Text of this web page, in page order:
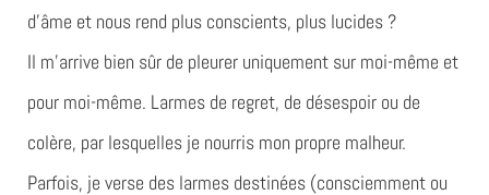
d’âme et nous rend plus conscients, plus lucides ?
Il m’arrive bien sûr de pleurer uniquement sur moi-même et
pour moi-même. Larmes de regret, de désespoir ou de
colère, par lesquelles je nourris mon propre malheur.
Parfois, je verse des larmes destinées (consciemment ou